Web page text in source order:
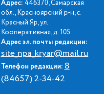
Адрес: 446370, Самарская
обл., Красноярский р-н, с.
Красный Яр, ул.
Кооперативная, д. 105
Адрес эл. почты редакции:
site_npa_kryar@mail.ru
Телефон редакции:8
(84657) 2-34-42